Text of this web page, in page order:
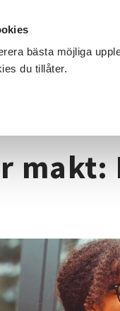
bästa möjliga
du tillåter.
SÖK KURSER OCH
makt: